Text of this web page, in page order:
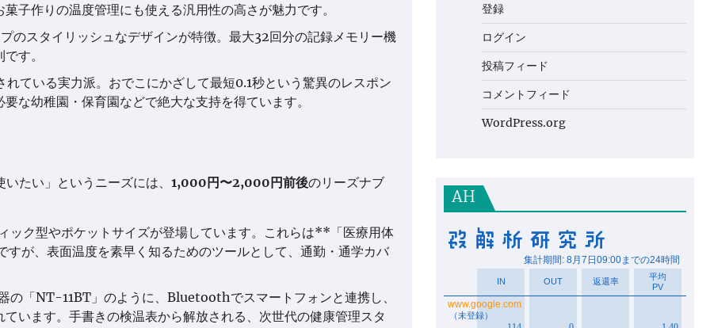
子作りの温度管理にも使える汎用性の高さが魅力です。
のスタイリッシュなデザインが特徴。最大32回分の記録メモリー機
す。
ている実力派。おでこにかざして最短0.1秒という驚異のレスポン
な幼稚園・保育園などで絶大な支持を得ています。
たい」というニーズには、 1,000円〜2,000円前後のリーズナブ
ック型やポケットサイズが登場しています。これらは**「医療用体
が、表面温度を素早く知るためのツールとして、通勤・通学カバ
「NT-11BT」のように、Bluetoothでスマートフォンと連携し、
います。手書きの検温表から解放される、次世代の健康管理スタ
登録
ログイン
投稿フィード
コメントフィード
WordPress.org
AH